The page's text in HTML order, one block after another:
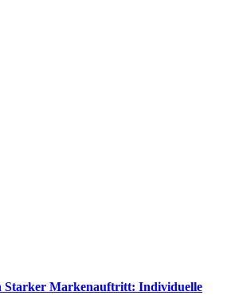
Starker Markenauftritt: Individuelle